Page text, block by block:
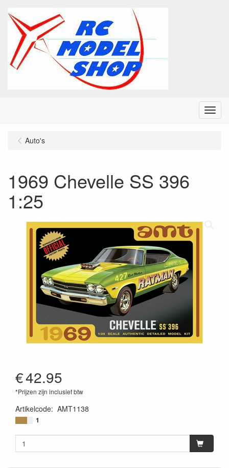
Menu
Auto's
1969 Chevelle SS 396
1:25
€42.95
*Prijzen zijn inclusief btw
Artikelcode: AMT1138
849398030448
1